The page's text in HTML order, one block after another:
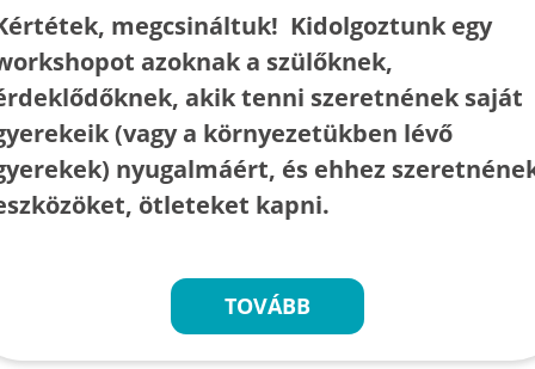
megcsináltuk! Kidolgoztunk egy
azoknak a szülőknek,
akik tenni szeretnének saját
(vagy a környezetükben lévő
nyugalmáért, és ehhez
ötleteket kapni.
TOVÁBB